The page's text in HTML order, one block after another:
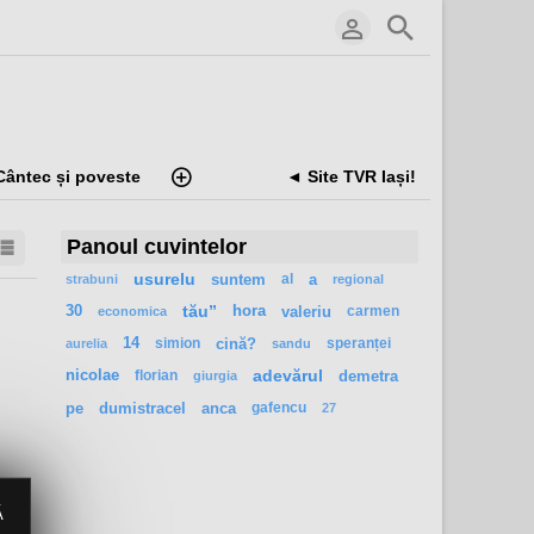
și poveste ◄ Site TVR Iași!
Panoul cuvintelor
strabuni usurelu suntem al a regional
30 economica tău” hora valeriu carmen
aurelia 14 simion cină? sandu
speranței
nicolae
florian giurgia adevărul
demetra
pe
dumistracel anca gafencu 27